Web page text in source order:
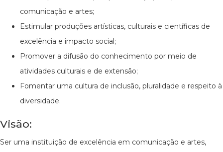
comunicação e artes;
Estimular produções artísticas, culturais e científicas de
excelência e impacto social;
Promover a difusão do conhecimento por meio de
atividades culturais e de extensão;
Fomentar uma cultura de inclusão, pluralidade e respeito à
diversidade.
Visão:
Ser uma instituição de excelência em comunicação e artes,